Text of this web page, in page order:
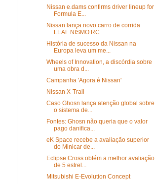
Nissan e.dams confirms driver lineup for
Formula E...
Nissan lança novo carro de corrida
LEAF NISMO RC
História de sucesso da Nissan na
Europa leva um me...
Wheels of Innovation, a discórdia sobre
uma obra d...
Campanha 'Agora é Nissan'
Nissan X-Trail
Caso Ghosn lança atenção global sobre
o sistema de...
Fontes: Ghosn não queria que o valor
pago danifica...
eK Space recebe a avaliação superior
do Minicar de...
Eclipse Cross obtém a melhor avaliação
de 5 estrel...
Mitsubishi E-Evolution Concept